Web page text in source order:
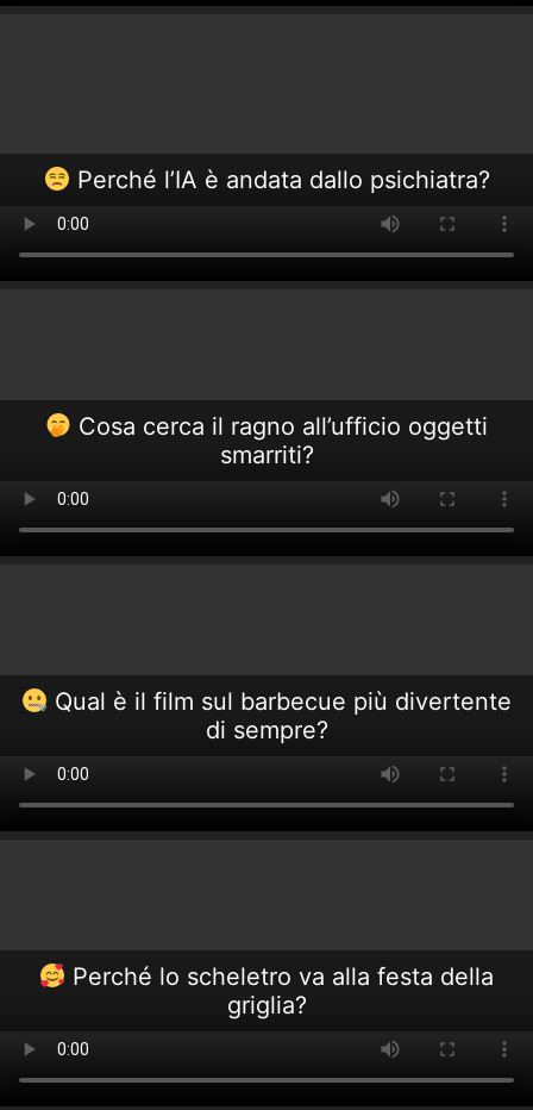
Perché l’IA è andata dallo psichiatra?
Cosa cerca il ragno all’ufficio oggetti
smarriti?
Qual è il film sul barbecue più divertente
di sempre?
Perché lo scheletro va alla festa della
griglia?